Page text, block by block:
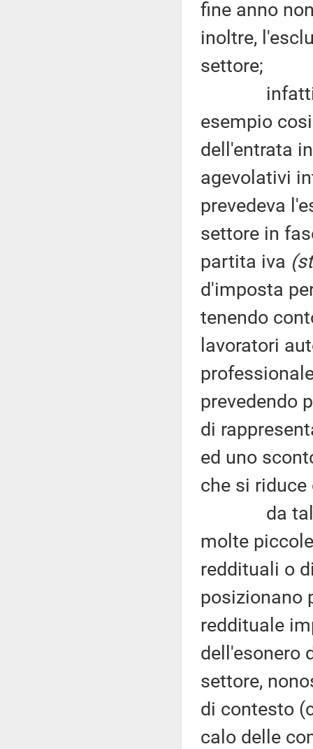
fine anno
inoltre,
settore;
infatti, sul
esempio
dell'entrata
agevolativi
prevedeva
settore in
partita iva
d'imposta
tenendo
lavoratori
prevedendo
di
ed uno
che si
da tale
molte
reddituali o
posizionano
reddituale
dell'esonero
settore,
di contesto
calo delle